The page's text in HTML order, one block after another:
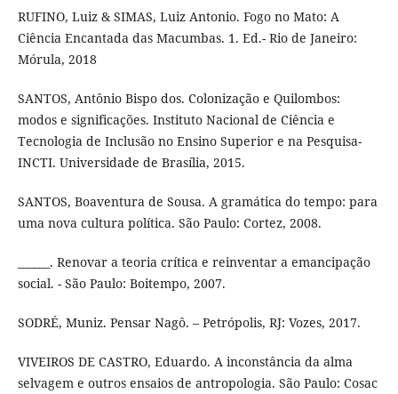
RUFINO, Luiz & SIMAS, Luiz Antonio. Fogo no Mato: A
Ciência Encantada das Macumbas. 1. Ed.- Rio de Janeiro:
Mórula, 2018
SANTOS, Antônio Bispo dos. Colonização e Quilombos:
modos e significações. Instituto Nacional de Ciência e
Tecnologia de Inclusão no Ensino Superior e na Pesquisa-
INCTI. Universidade de Brasília, 2015.
SANTOS, Boaventura de Sousa. A gramática do tempo: para
uma nova cultura política. São Paulo: Cortez, 2008.
______. Renovar a teoria crítica e reinventar a emancipação
social. - São Paulo: Boitempo, 2007.
SODRÉ, Muniz. Pensar Nagô. – Petrópolis, RJ: Vozes, 2017.
VIVEIROS DE CASTRO, Eduardo. A inconstância da alma
selvagem e outros ensaios de antropologia. São Paulo: Cosac